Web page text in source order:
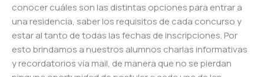
conocer cuáles son las distintas opciones para entrar a
una residencia, saber los requisitos de cada concurso y
estar al tanto de todas las fechas de inscripciones. Por
esto brindamos a nuestros alumnos charlas informativas
y recordatorios vía mail, de manera que no se pierdan